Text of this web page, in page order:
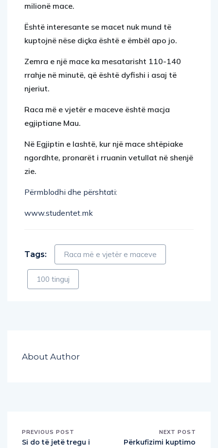
milionë mace.
Është interesante se macet nuk mund të
kuptojnë nëse diçka është e ëmbël apo jo.
Zemra e një mace ka mesatarisht 110-140
rrahje në minutë, që është dyfishi i asaj të
njeriut.
Raca më e vjetër e maceve është macja
egjiptiane Mau.
Në Egjiptin e lashtë, kur një mace shtëpiake
ngordhte, pronarët i rruanin vetullat në shenjë
zie.
Përmblodhi dhe përshtati:
www.studentet.mk
Tags: Raca më e vjetër e maceve
100 tinguj
About Author
PREVIOUS POST
Si do të jetë tregu i
NEXT POST
Përkufizimi kuptimo